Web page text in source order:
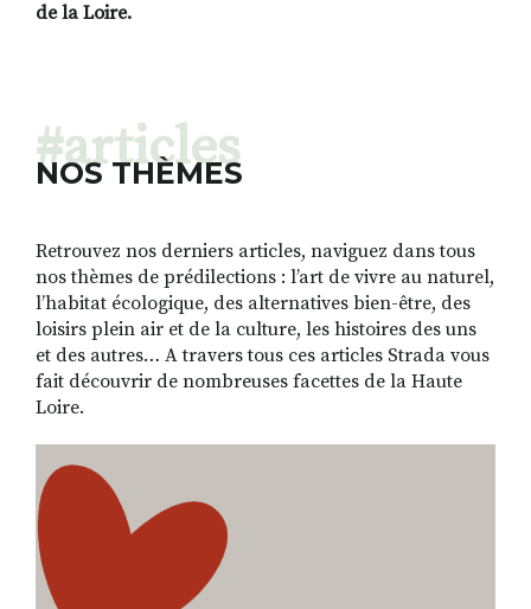
de la Loire.
#articles
NOS THÈMES
Retrouvez nos derniers articles, naviguez dans tous
nos thèmes de prédilections : l’art de vivre au naturel,
l’habitat écologique, des alternatives bien-être, des
loisirs plein air et de la culture, les histoires des uns
et des autres… A travers tous ces articles Strada vous
fait découvrir de nombreuses facettes de la Haute
Loire.